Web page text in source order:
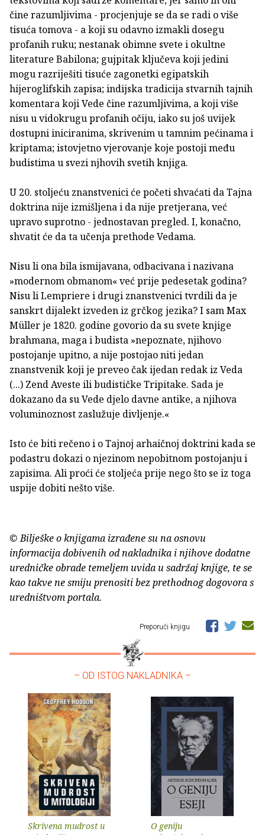
čine razumljivima - procjenjuje se da se radi o više
tisuća tomova - a koji su odavno izmakli dosegu
profanih ruku; nestanak obimne svete i okultne
literature Babilona; gujpitak ključeva koji jedini
mogu razriješiti tisuće zagonetki egipatskih
hijeroglifskih zapisa; indijska tradicija stvarnih tajnih
komentara koji Vede čine razumljivima, a koji više
nisu u vidokrugu profanih očiju, iako su još uvijek
dostupni iniciranima, skrivenim u tamnim pećinama i
kriptama; istovjetno vjerovanje koje postoji među
budistima u svezi njhovih svetih knjiga.
U 20. stoljeću znanstvenici će početi shvaćati da Tajna
doktrina nije izmišljena i da nije pretjerana, već
upravo suprotno - jednostavan pregled. I, konačno,
shvatit će da ta učenja prethode Vedama.
Nisu li ona bila ismijavana, odbacivana i nazivana
»modernom obmanom« već prije pedesetak godina?
Nisu li Lempriere i drugi znanstvenici tvrdili da je
sanskrt dijalekt izveden iz grčkog jezika? I sam Max
Müller je 1820. godine govorio da su svete knjige
brahmana, maga i budista »nepoznate, njihovo
postojanje upitno, a nije postojao niti jedan
znanstvenik koji je preveo čak ijedan redak iz Veda
(...) Zend Aveste ili budističke Tripitake. Sada je
dokazano da su Vede djelo davne antike, a njihova
voluminoznost zaslužuje divljenje.«
Isto će biti rečeno i o Tajnoj arhaičnoj doktrini kada se
podastru dokazi o njezinom nepobitnom postojanju i
zapisima. Ali proći će stoljeća prije nego što se iz toga
uspije dobiti nešto više.
© Bilješke o knjigama izrađene su na osnovu
informacija dobivenih od nakladnika i njihove dodatne
uredničke obrade temeljem uvida u sadržaj knjige, te se
kao takve ne smiju prenositi bez prethodnog dogovora s
uredništvom portala.
Preporuči knjigu
– OD ISTOG NAKLADNIKA –
Skrivena mudrost u
O geniju